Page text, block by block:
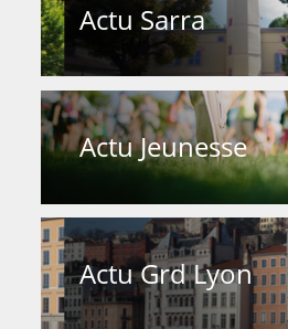
Actu Sarra
Actu Jeunesse
Actu Grd Lyon